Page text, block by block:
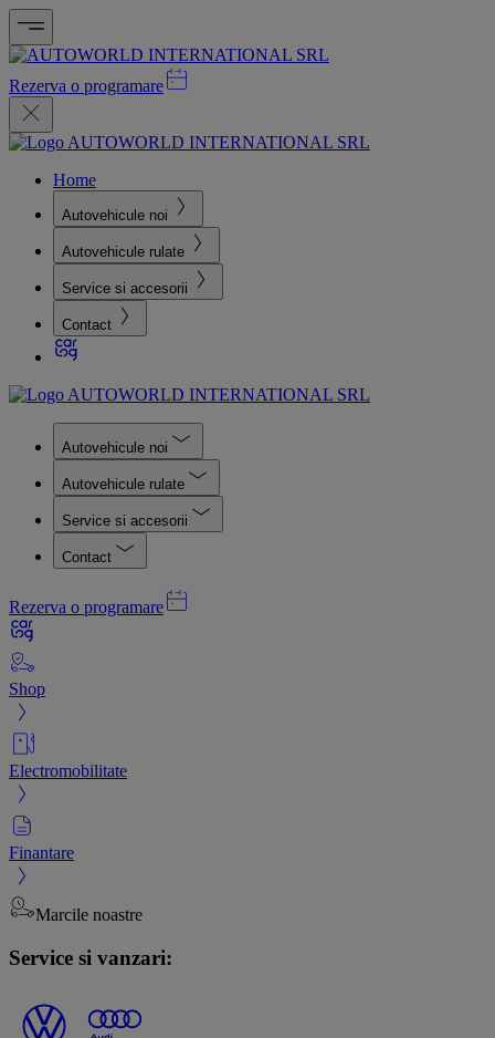
Rezerva o programare
Home
Autovehicule noi
Autovehicule rulate
Service si accesorii
Contact
Autovehicule noi
Autovehicule rulate
Service si accesorii
Contact
Rezerva o programare
Shop
Electromobilitate
Finantare
Marcile noastre
Service si vanzari: